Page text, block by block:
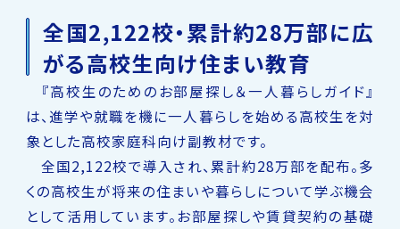
全国2,122校・累計約28万部に広
がる高校生向け住まい教育
『高校生のためのお部屋探し＆一人暮らしガイド』
は、進学や就職を機に一人暮らしを始める高校生を対
象とした高校家庭科向け副教材です。
全国2,122校で導入され、累計約28万部を配布。多
くの高校生が将来の住まいや暮らしについて学ぶ機会
として活用しています。お部屋探しや賃貸契約の基礎